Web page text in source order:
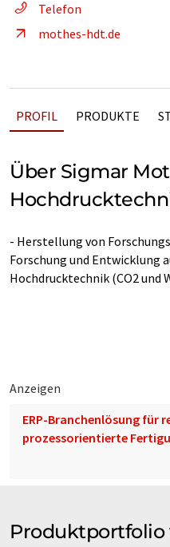
Telefon
mothes-hdt.de
PROFIL PRODUKTE
Über Sigmar
- Herstellung von
Forschung und Entwicklung
Hochdrucktechnik (CO2 und
Anzeigen
ERP-Branchenlösung für
prozessorientierte
Produktportfolio